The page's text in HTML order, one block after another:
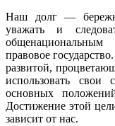
Наш долг —
уважать и
правовое
развитой,
использовать свои
основных
Достижение этой
зависит от нас.